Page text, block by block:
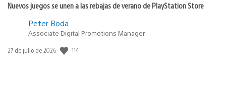
Nuevos juegos se unen a las rebajas de verano de PlayStation Store
Peter Boda
Associate Digital Promotions Manager
Fecha
27 de julio de 2026 114